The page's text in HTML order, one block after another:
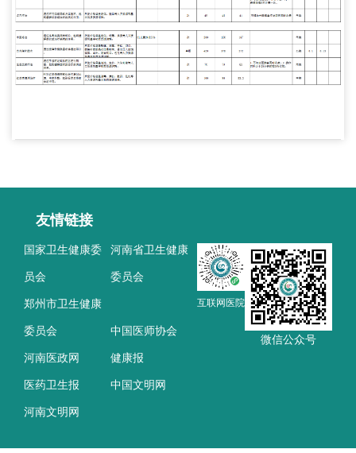
友情链接
国家卫生健康委
员会
河南省卫生健康
委员会
郑州市卫生健康
委员会
中国医师协会
河南医政网
健康报
医药卫生报
中国文明网
河南文明网
互联网医院
微信公众号